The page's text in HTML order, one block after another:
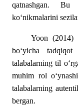
qatnashgan.
ko‘nikmalarini
Yoon (2014)
bo‘yicha
talabalarning til
muhim rol
talabalarning
bergan.